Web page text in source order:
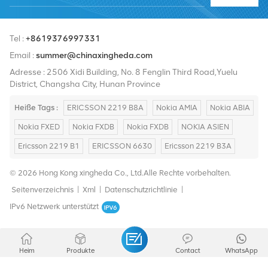
Tel :+8619376997331
Email :summer@chinaxingheda.com
Adresse : 2506 Xidi Building, No. 8 Fenglin Third Road,Yuelu
District, Changsha City, Hunan Province
Heiße Tags : ERICSSON 2219 B8A Nokia AMIA Nokia ABIA
Nokia FXED Nokia FXDB Nokia FXDB NOKIA ASIEN
Ericsson 2219 B1 ERICSSON 6630 Ericsson 2219 B3A
© 2026 Hong Kong xingheda Co., Ltd.Alle Rechte vorbehalten.
Seitenverzeichnis
Xml Datenschutzrichtlinie
IPv6 Netzwerk unterstützt
Heim Produkte WhatsApp
Contact